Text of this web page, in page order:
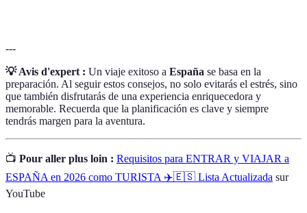
---
💡 Avis d'expert : Un viaje exitoso a España se basa en la
preparación. Al seguir estos consejos, no solo evitarás el estrés, sino
que también disfrutarás de una experiencia enriquecedora y
memorable. Recuerda que la planificación es clave y siempre
tendrás margen para la aventura.
📺 Pour aller plus loin : Requisitos para ENTRAR y VIAJAR a
ESPAÑA en 2026 como TURISTA ✈️🇪🇸 Lista Actualizada sur
YouTube